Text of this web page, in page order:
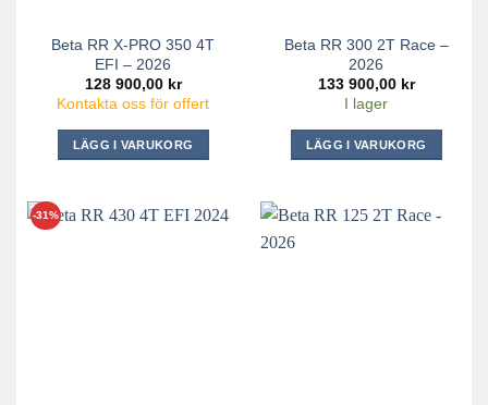
Beta RR X-PRO 350 4T
EFI – 2026
128 900,00 kr
Kontakta oss för offert
LÄGG I VARUKORG
Beta RR 300 2T Race –
2026
133 900,00 kr
I lager
LÄGG I VARUKORG
-31%